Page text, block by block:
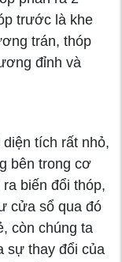
trước là khe
trán, thóp
đỉnh và
tích rất nhỏ,
bên trong cơ
biến đổi thóp,
cửa sổ qua đó
còn chúng ta
sự thay đổi của